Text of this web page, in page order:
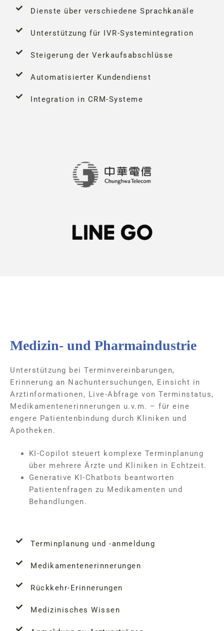
Dienste über verschiedene Sprachkanäle
Unterstützung für IVR-Systemintegration
Steigerung der Verkaufsabschlüsse
Automatisierter Kundendienst
Integration in CRM-Systeme
Medizin- und Pharmaindustrie
Unterstützung bei Terminvereinbarungen,
Erinnerung an Nachuntersuchungen, Einsicht in
Arztinformationen, Live-Abfrage von Terminstatus,
Medikamentenerinnerungen u.v.m. – für eine
engere Patientenbindung durch Kliniken und
Apotheken.
KI-Copilot steuert komplexe Terminplanung
über mehrere Ärzte und Kliniken in Echtzeit.
Generative KI-Chatbots beantworten
Patientenfragen zu Medikamenten und
Behandlungen.
Terminplanung und -anmeldung
Medikamentenerinnerungen
Rückkehr-Erinnerungen
Medizinisches Wissen